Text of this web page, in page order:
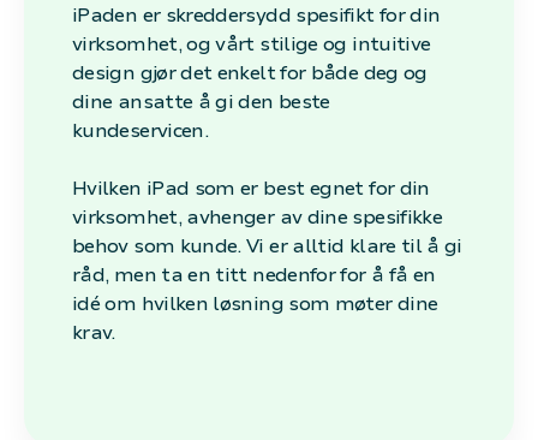
iPaden er skreddersydd spesifikt for din
virksomhet, og vårt stilige og intuitive
design gjør det enkelt for både deg og
dine ansatte å gi den beste
kundeservicen.
Hvilken iPad som er best egnet for din
virksomhet, avhenger av dine spesifikke
behov som kunde. Vi er alltid klare til å gi
råd, men ta en titt nedenfor for å få en
idé om hvilken løsning som møter dine
krav.